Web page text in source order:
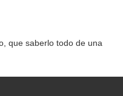
que saberlo todo de una